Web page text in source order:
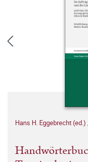
Hans H. Eggebrecht (ed.) ,